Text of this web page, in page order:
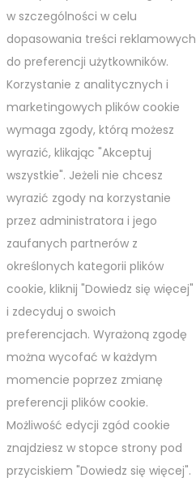
w szczególności w celu
dopasowania treści reklamowych
do preferencji użytkowników.
Korzystanie z analitycznych i
marketingowych plików cookie
wymaga zgody, którą możesz
wyrazić, klikając "Akceptuj
wszystkie". Jeżeli nie chcesz
wyrazić zgody na korzystanie
przez administratora i jego
zaufanych partnerów z
określonych kategorii plików
cookie, kliknij "Dowiedz się więcej"
i zdecyduj o swoich
preferencjach. Wyrażoną zgodę
można wycofać w każdym
momencie poprzez zmianę
preferencji plików cookie.
Możliwość edycji zgód cookie
znajdziesz w stopce strony pod
przyciskiem "Dowiedz się więcej".